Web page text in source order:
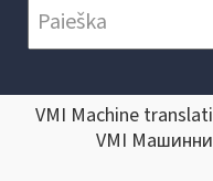
VMI Machine
VMI